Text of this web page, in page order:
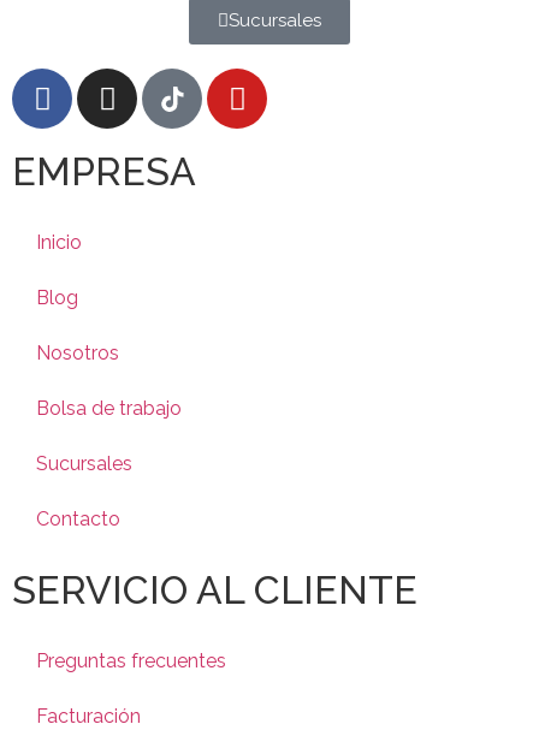
Sucursales
EMPRESA
Inicio
Blog
Nosotros
Bolsa de trabajo
Sucursales
Contacto
SERVICIO AL CLIENTE
Preguntas frecuentes
Facturación